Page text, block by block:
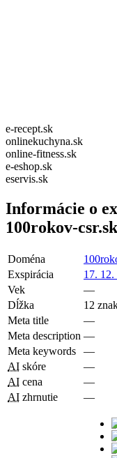
e-recept.sk
onlinekuchyna.sk
online-fitness.sk
e-eshop.sk
eservis.sk
Informácie o
100rokov-csr.sk
Doména
Exspirácia
17. 12.
Vek
—
Dĺžka
12
Meta title
—
Meta description —
Meta keywords
—
AI skóre
—
AI cena
—
AI zhrnutie —